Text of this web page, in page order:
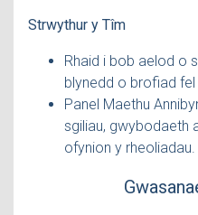
Strwythur y Tîm
Rhaid i bob aelod o
blynedd o brofiad
Panel Maethu
sgiliau, gwybodaeth
ofynion y rheoliadau.